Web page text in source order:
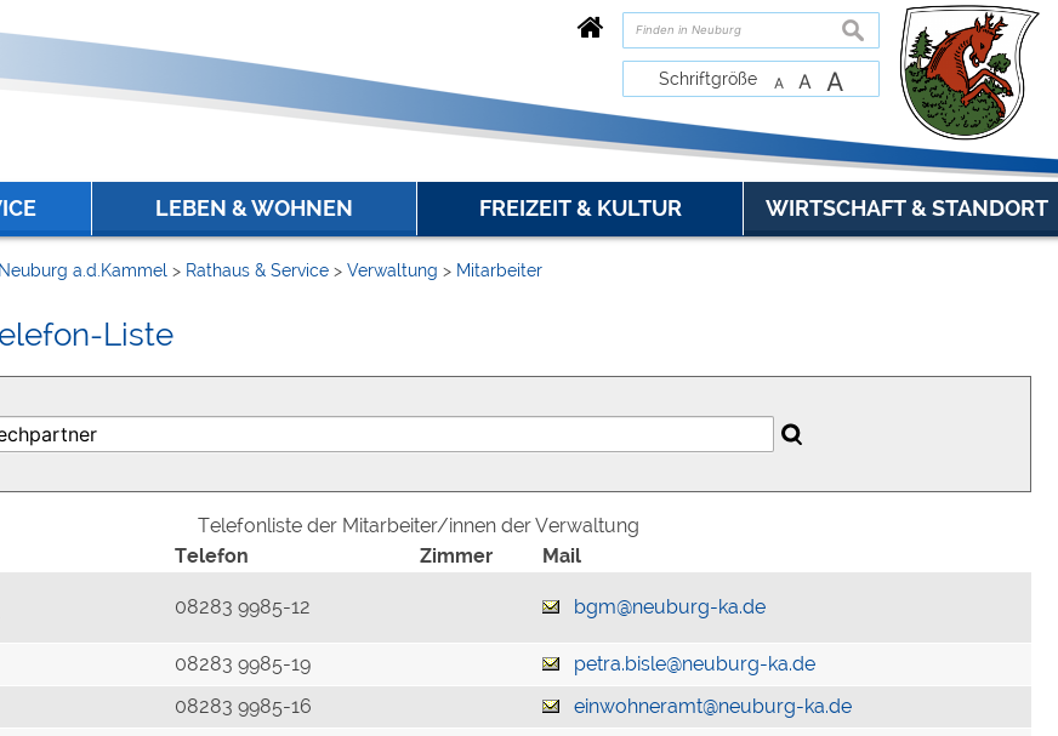
suchen
Schriftgröße A A A
LEBEN & WOHNEN FREIZEIT & KULTUR WIRTSCHAFT & STANDORT
a.d.Kammel > Rathaus & Service > Verwaltung > Mitarbeiter
Liste
Telefonliste der Mitarbeiter/innen der Verwaltung
Telefon Zimmer
Mail
08283 9985-12 bgm@neuburg-ka.de
08283 9985-19
petra.bisle@neuburg-ka.de
08283 9985-16
einwohneramt@neuburg-ka.de